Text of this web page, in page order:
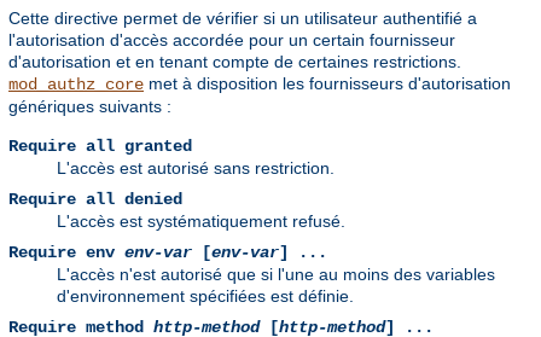
Cette directive permet de vérifier si un utilisateur authentifié a
l'autorisation d'accès accordée pour un certain fournisseur
d'autorisation et en tenant compte de certaines restrictions.
mod_authz_core met à disposition les fournisseurs d'autorisation
génériques suivants :
Require all granted
L'accès est autorisé sans restriction.
Require all denied
L'accès est systématiquement refusé.
Require env env-var [env-var] ...
L'accès n'est autorisé que si l'une au moins des variables
d'environnement spécifiées est définie.
Require method http-method[http-method] ...